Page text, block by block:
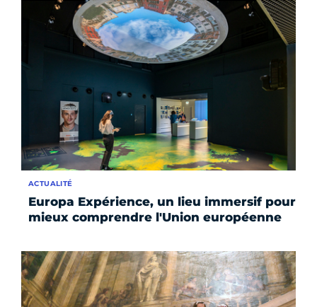
Europa Expérience, un lieu immersif pour
mieux comprendre l'Union européenne
ACTUALITÉ